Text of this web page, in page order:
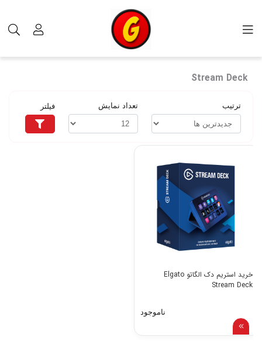
Stream Deck
Stream Deck
ترتیب تعداد نمایش فیلتر
خرید استریم دک الگاتو Elgato
Stream Deck
ناموجود